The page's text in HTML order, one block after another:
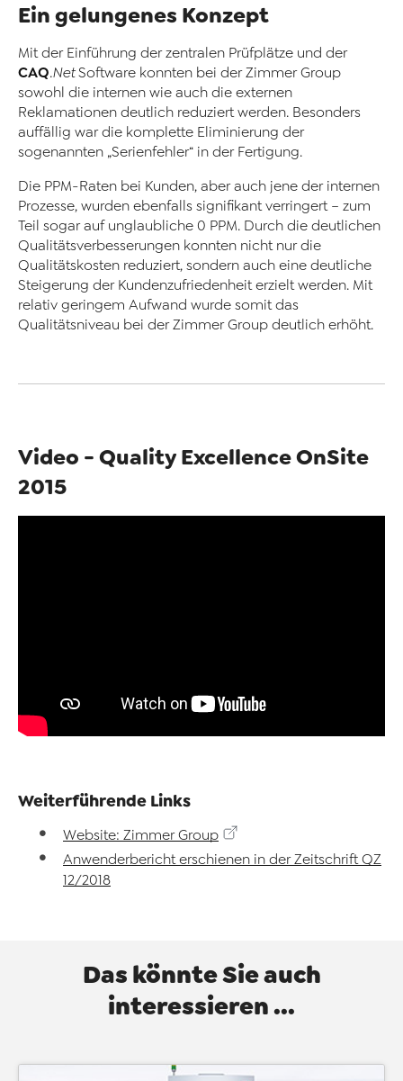
Ein gelungenes Konzept
Mit der Einführung der zentralen Prüfplätze und der
CAQ.NetSoftware konnten bei der Zimmer Group
sowohl die internen wie auch die externen
Reklamationen deutlich reduziert werden. Besonders
auffällig war die komplette Eliminierung der
sogenannten „Serienfehler“ in der Fertigung.
Die PPM-Raten bei Kunden, aber auch jene der internen
Prozesse, wurden ebenfalls signifikant verringert – zum
Teil sogar auf unglaubliche 0 PPM. Durch die deutlichen
Qualitätsverbesserungen konnten nicht nur die
Qualitätskosten reduziert, sondern auch eine deutliche
Steigerung der Kundenzufriedenheit erzielt werden. Mit
relativ geringem Aufwand wurde somit das
Qualitätsniveau bei der Zimmer Group deutlich erhöht.
Video - Quality Excellence OnSite
2015
Weiterführende Links
Website: Zimmer Group
Anwenderbericht erschienen in der Zeitschrift QZ
12/2018
Das könnte Sie auch
interessieren ...